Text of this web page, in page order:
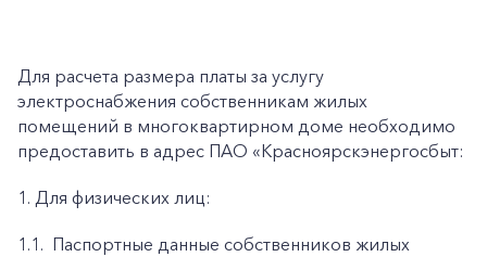
Для расчета размера платы за услугу
электроснабжения собственникам жилых
помещений в многоквартирном доме необходимо
предоставить в адрес ПАО «Красноярскэнергосбыт:
1. Для физических лиц:
1.1. Паспортные данные собственников жилых